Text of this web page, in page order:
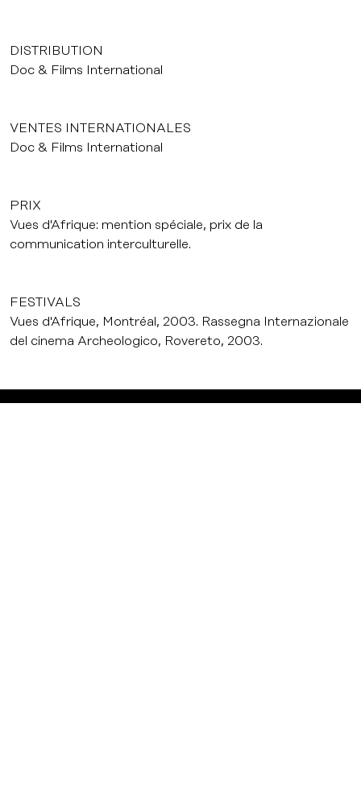
DISTRIBUTION
Doc & Films International
VENTES INTERNATIONALES
Doc & Films International
PRIX
Vues d'Afrique: mention spéciale, prix de la
communication interculturelle.
FESTIVALS
Vues d'Afrique, Montréal, 2003. Rassegna Internazionale
del cinema Archeologico, Rovereto, 2003.